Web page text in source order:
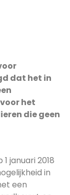
dat het in
het
die geen
januari 2018
in
een